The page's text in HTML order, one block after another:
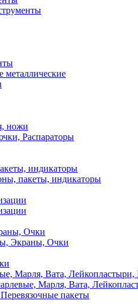
металлические
ножи
Распараторы
индикаторы
пакеты, индикаторы
Очки
Экраны, Очки
Марля, Вата, Лейкопластыри,
Марля, Вата,
пакеты